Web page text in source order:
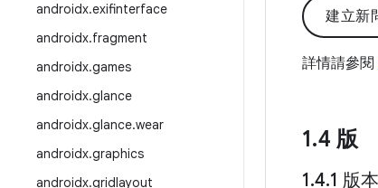
androidx.exifinterface
androidx.fragment
androidx.games
androidx.glance
androidx.glance.wear
androidx.graphics
androidx.gridlayout
建立新
詳情請參閱
1.4 版
1.4.1 版本